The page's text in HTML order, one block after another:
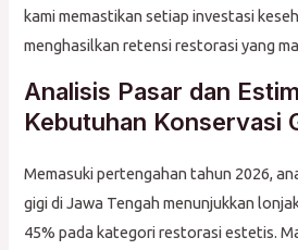
kami memastikan setiap investasi
menghasilkan retensi restorasi yang
Analisis Pasar dan
Kebutuhan Konservasi
Memasuki pertengahan tahun 2026,
gigi di Jawa Tengah menunjukkan
45% pada kategori restorasi estetis.